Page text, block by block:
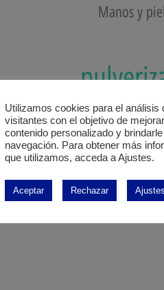
Manos y piel
Utilizamos cookies para el análisis
visitantes con el objetivo de
contenido personalizado y
navegación. Para obtener más
que utilizamos, acceda a Ajustes.
Aceptar Rechazar Ajustes